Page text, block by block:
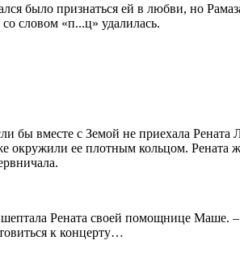
было признаться ей в любви, но
словом «п...ц» удалилась.
бы вместе с Земой не приехала Рената
окружили ее плотным кольцом. Рената
Рената своей помощнице Маше.
к концерту…